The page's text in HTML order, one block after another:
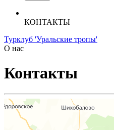
КОНТАКТЫ
Турклуб 'Уральские тропы'
О нас
Контакты